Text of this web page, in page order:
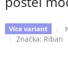
Více variant
Značka: Riban